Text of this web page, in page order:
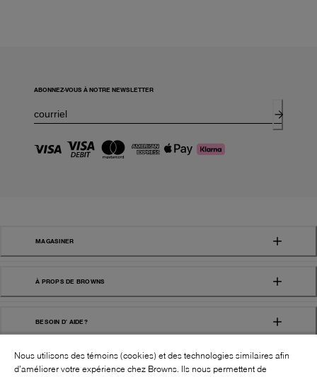
ABONNEZ-VOUS À NOTRE NEWSLETTER
MAGASINER
À PROPS DE BROWNS
BESOIN D' AIDE?
Nous utilisons des témoins (cookies) et des technologies similaires afin
d’améliorer votre expérience chez Browns. Ils nous permettent de